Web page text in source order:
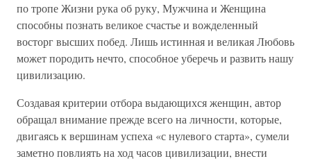
по тропе Жизни рука об руку, Мужчина и Женщина
способны познать великое счастье и вожделенный
восторг высших побед. Лишь истинная и великая Любовь
может породить нечто, способное уберечь и развить нашу
цивилизацию.
Создавая критерии отбора выдающихся женщин, автор
обращал внимание прежде всего на личности, которые,
двигаясь к вершинам успеха «с нулевого старта», сумели
заметно повлиять на ход часов цивилизации, внести